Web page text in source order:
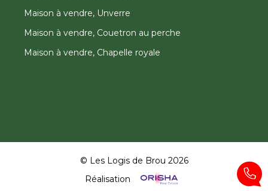
Maison à vendre, Unverre
Maison à vendre, Couetron au perche
Maison à vendre, Chapelle royale
© Les Logis de Brou 2026
Réalisation